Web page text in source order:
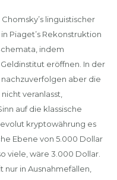
linguistischer
Piaget’s Rekonstruktion
indem
eröffnen. In der
aber die
veranlasst,
auf die klassische
kryptowährung es
Ebene von 5.000 Dollar
viele, wäre 3.000 Dollar.
in Ausnahmefällen,